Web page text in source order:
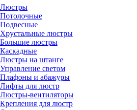
Люстры
Потолочные
Подвесные
Хрустальные люстры
Большие люстры
Каскадные
Люстры на штанге
Управление светом
Плафоны и абажуры
Лифты для люстр
Люстры-вентиляторы
Крепления для люстр